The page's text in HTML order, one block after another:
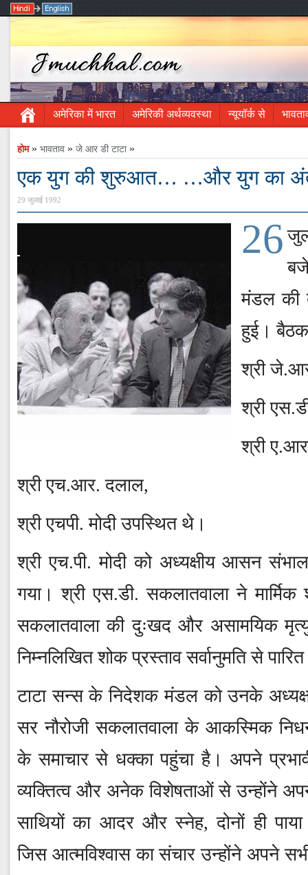
अमेरिका में भारत अमेरिकी अर्थव्यवस्था न्यूयॉर्क से
होम» भावताव » जे आर डी टाटा»
एक युग की शुरुआत… …और युग का
29 जुलाई 1992
26
मंडल की
हुई। बैठक
श्री
श्री
श्री
श्री एच.आर. दलाल,
श्री एचपी. मोदी उपस्थित थे।
श्री एच.पी. मोदी को अध्यक्षीय आसन
गया। श्री एस.डी. सकलातवाला ने मार्मिक
सकलातवाला की दुःखद और असामयिक
निम्नलिखित शोक प्रस्ताव सर्वानुमति से
टाटा सन्स के निदेशक मंडल को उनके
सर नौरोजी सकलातवाला के आकस्मिक
के समाचार से धक्का पहुंचा है। अपने
व्यक्तित्व और अनेक विशेषताओं से उन्होंने
साथियों का आदर और स्नेह, दोनों ही
जिस आत्मविश्वास का संचार उन्होंने अपने